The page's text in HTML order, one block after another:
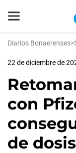
Diarios Bonaerenses>
22 de diciembre de
con
de dosis